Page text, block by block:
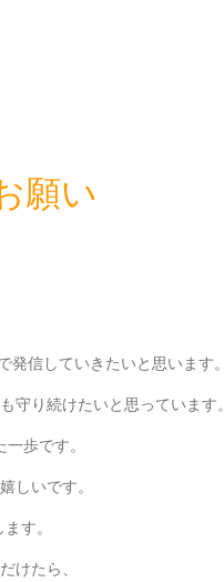
願い
信していきたいと思います。
り続けたいと思っています。
歩です。
しいです。
す。
けたら、